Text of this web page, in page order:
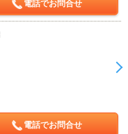
電話でお問合せ
電話でお問合せ